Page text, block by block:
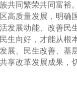
共同繁荣共同富
高质量发展，明确
发展动能、改善
生向好，才能从
展、民生改善、
享改革发展成果，